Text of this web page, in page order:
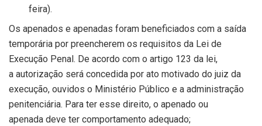
feira).
Os apenados e apenadas foram beneficiados com a saída
temporária por preencherem os requisitos da Lei de
Execução Penal. De acordo com o artigo 123 da lei,
a autorização será concedida por ato motivado do juiz da
execução, ouvidos o Ministério Público e a administração
penitenciária. Para ter esse direito, o apenado ou
apenada deve ter comportamento adequado;